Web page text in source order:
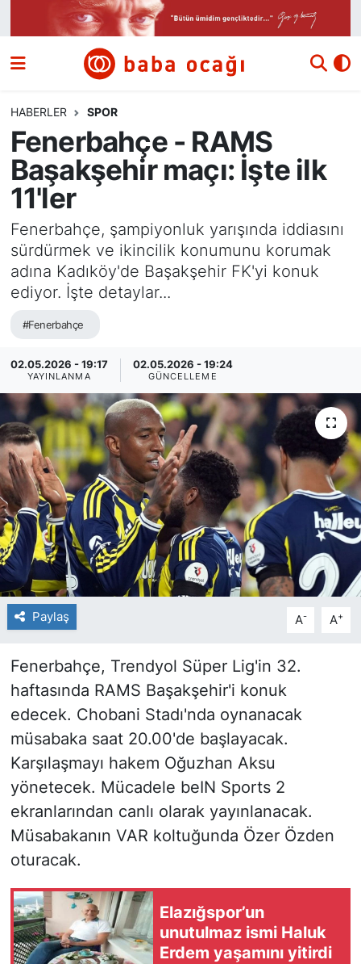
HABERLER SPOR
Fenerbahçe - RAMS
Başakşehir maçı: İşte ilk
11'ler
Fenerbahçe, şampiyonluk yarışında iddiasını
sürdürmek ve ikincilik konumunu korumak
adına Kadıköy'de Başakşehir FK'yi konuk
ediyor. İşte detaylar...
#Fenerbahçe
02.05.2026 - 19:17
YAYINLANMA
02.05.2026 - 19:24
GÜNCELLEME
Paylaş A- A+
Fenerbahçe, Trendyol Süper Lig'in 32.
haftasında RAMS Başakşehir'i konuk
edecek. Chobani Stadı'nda oynanacak
müsabaka saat 20.00'de başlayacak.
Karşılaşmayı hakem Oğuzhan Aksu
yönetecek. Mücadele beIN Sports 2
ekranlarından canlı olarak yayınlanacak.
Müsabakanın VAR koltuğunda Özer Özden
oturacak.
Elazığspor’un
unutulmaz ismi Haluk
Erdem yaşamını yitirdi
Siyaset
Ekonomi
Dünya
Kültür ve Sanat
Eğitim
Nöbetçi Eczaneler
Namaz Vakitleri
Trafik Durumu
Süper Lig Puan Durumu ve Fikstür
Tüm Manşetler